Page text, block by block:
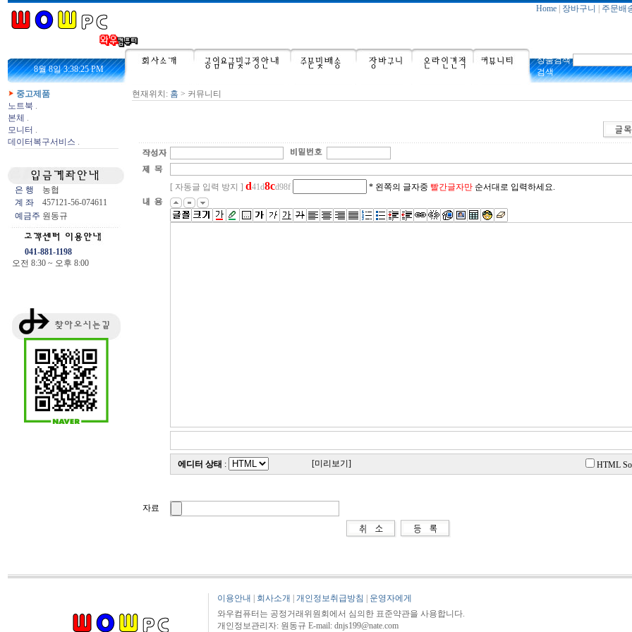
Home 장바구니 주문배
8월 8일 3:38:25 PM
상품검색
검색
중고제품
노트북 .
본체 .
모니터 .
데이터복구서비스 .
은 행
농협
계 좌
457121-56-074611
예금주 원동규
041-881-1198
오전 8:30 ~ 오후 8:00
현재위치: 홈 > 커뮤니티
[ 자동글 입력 방지 ] d41d8cd98f * 왼쪽의 글자중 빨간글자만 순서대로 입력하세요.
에디터 상태 : [미리보기] HTML
자료
이용안내 회사소개 개인정보취급방침
운영자에게
와우컴퓨터는 공정거래위원회에서 심의한 표준약관을 사용합니다.
개인정보관리자: 원동규 E-mail: dnjs199@nate.com